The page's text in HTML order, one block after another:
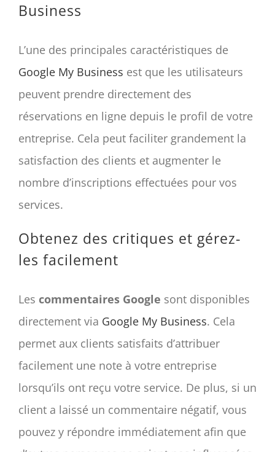
Business
L’une des principales caractéristiques de
Google My Business est que les utilisateurs
peuvent prendre directement des
réservations en ligne depuis le profil de votre
entreprise. Cela peut faciliter grandement la
satisfaction des clients et augmenter le
nombre d’inscriptions effectuées pour vos
services.
Obtenez des critiques et gérez-
les facilement
Les commentaires Google sont disponibles
directement via Google My Business. Cela
permet aux clients satisfaits d’attribuer
facilement une note à votre entreprise
lorsqu’ils ont reçu votre service. De plus, si un
client a laissé un commentaire négatif, vous
pouvez y répondre immédiatement afin que